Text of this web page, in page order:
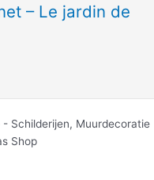
– Le jardin de
Schilderijen, Muurdecoratie
Shop